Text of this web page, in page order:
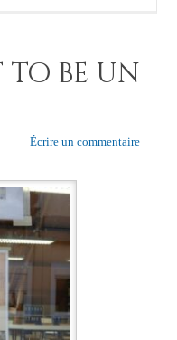
to be un
Écrire un commentaire